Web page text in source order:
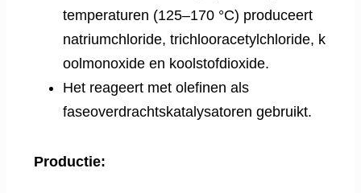
temperaturen (125–170 °C) produceert
natriumchloride, trichlooracetylchloride, k
oolmonoxide en koolstofdioxide.
Het reageert met olefinen als
faseoverdrachtskatalysatoren gebruikt.
Productie: